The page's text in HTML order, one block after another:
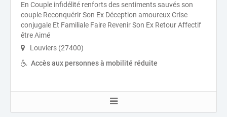
En Couple infidélité renforts des sentiments sauvés son
couple Reconquérir Son Ex Déception amoureux Crise
conjugale Et Familiale Faire Revenir Son Ex Retour Affectif
être Aimé
Louviers (27400)
Accès aux personnes à mobilité réduite